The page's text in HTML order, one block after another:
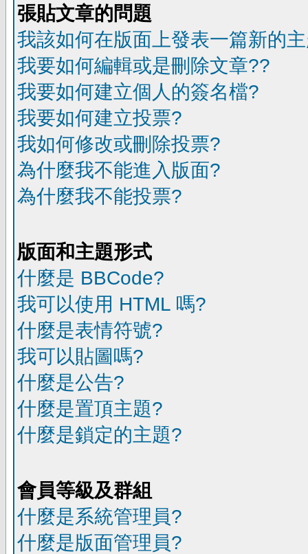
張貼文章的問題
我該如何在版面上發表一篇新的
我要如何編輯或是刪除文章??
我要如何建立個人的簽名檔?
我要如何建立投票?
我如何修改或刪除投票?
為什麼我不能進入版面?
為什麼我不能投票?
版面和主題形式
什麼是 BBCode?
我可以使用 HTML 嗎?
什麼是表情符號?
我可以貼圖嗎?
什麼是公告?
什麼是置頂主題?
什麼是鎖定的主題?
會員等級及群組
什麼是系統管理員?
什麼是版面管理員?